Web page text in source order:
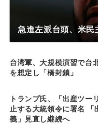
急進左派台頭、米民
台湾軍、大規模演習で台
を想定し「橋封鎖」
トランプ氏、「出産ツー
止する大統領令に署名 「
義」見直し継続へ